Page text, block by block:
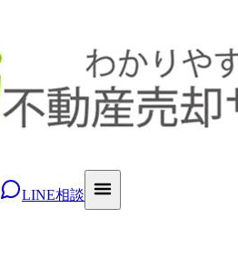
LINE相談